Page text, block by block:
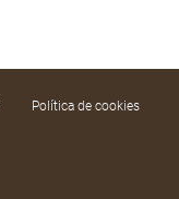
Política de cookies